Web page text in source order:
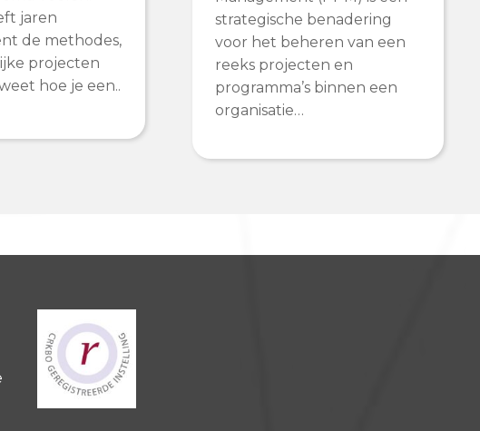
jaren
de methodes,
projecten
hoe je een..
strategische benadering
voor het beheren van een
reeks projecten en
programma’s binnen een
organisatie…